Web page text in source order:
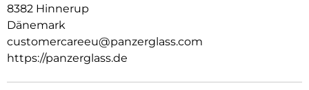
8382 Hinnerup
Dänemark
customercareeu@panzerglass.com
https://panzerglass.de